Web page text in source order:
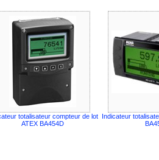
totalisateur compteur de lot
ATEX BA454D
Indicateur